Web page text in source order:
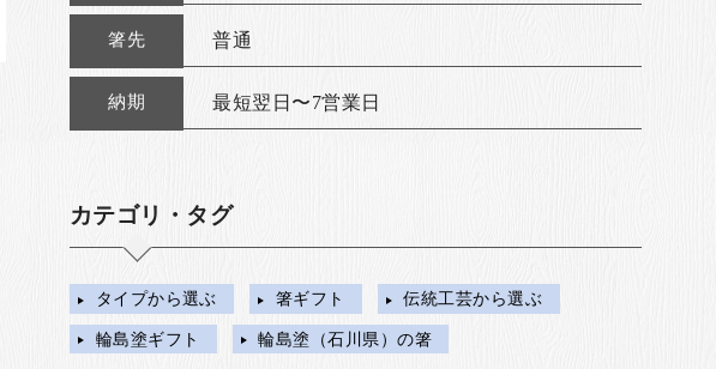
箸先 普通
納期 最短翌日〜7営業日
カテゴリ・タグ
タイプから選ぶ 箸ギフト 伝統工芸から選ぶ
輪島塗ギフト 輪島塗（石川県）の箸